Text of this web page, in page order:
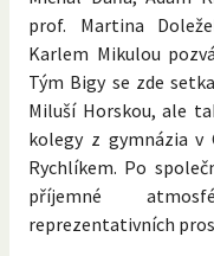
prof. Martina
Karlem Mikulou
Tým Bigy se zde
Miluší Horskou, ale
kolegy z gymnázia v
Rychlíkem. Po
příjemné
reprezentativních